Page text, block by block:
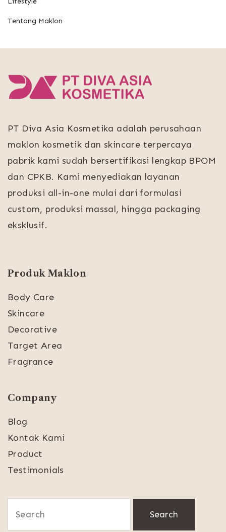
Tentang Maklon
PT Diva Asia Kosmetika adalah perusahaan
maklon kosmetik dan skincare terpercaya
pabrik kami sudah bersertifikasi lengkap BPOM
dan CPKB. Kami menyediakan layanan
produksi all-in-one mulai dari formulasi
custom, produksi massal, hingga packaging
eksklusif.
Produk Maklon
Body Care
Skincare
Decorative
Target Area
Fragrance
Company
Blog
Kontak Kami
Product
Testimonials